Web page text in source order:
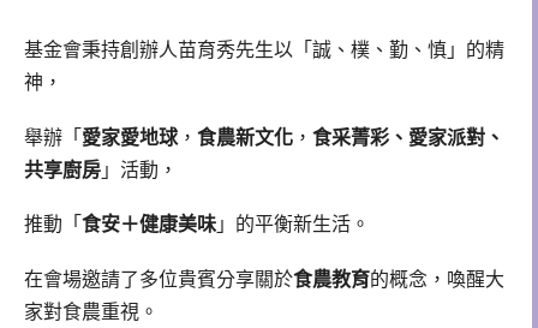
基金會秉持創辦人苗育秀先生以「誠、樸、勤、慎」的精
神，
舉辦「 愛家愛地球 ， 食農新文化 ， 食采菁彩、愛家派對、
共享廚房 」活動，
推動「 食安＋健康美味 」的平衡新生活。
在會場邀請了多位貴賓分享關於食農教育的概念，喚醒大
家對食農重視。